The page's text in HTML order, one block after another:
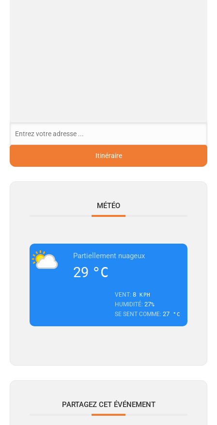
MÉTÉO
Partiellement nuageux
29 °C
VENT: 8KPH
HUMIDITÉ: 27%
SE SENT COMME: 27°C
PARTAGEZ CET ÉVÉNEMENT